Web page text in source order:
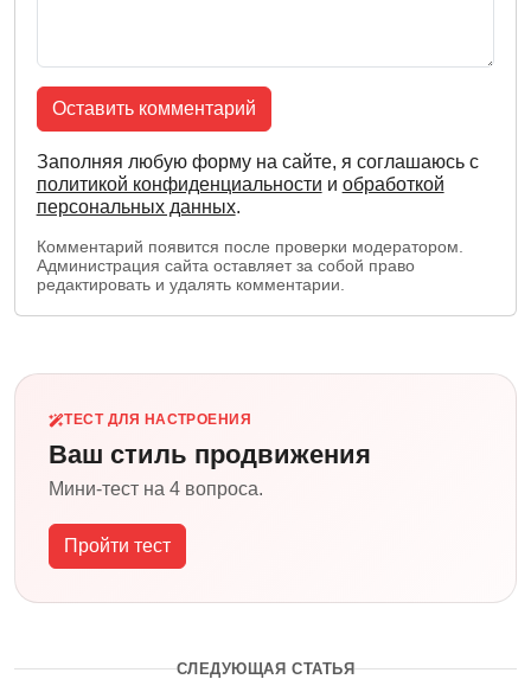
Оставить комментарий
Заполняя любую форму на сайте, я соглашаюсь с
политикой конфиденциальности и обработкой
персональных данных.
Комментарий появится после проверки модератором.
Администрация сайта оставляет за собой право
редактировать и удалять комментарии.
ТЕСТ ДЛЯ НАСТРОЕНИЯ
Ваш стиль продвижения
Мини-тест на 4 вопроса.
Пройти тест
СЛЕДУЮЩАЯ СТАТЬЯ